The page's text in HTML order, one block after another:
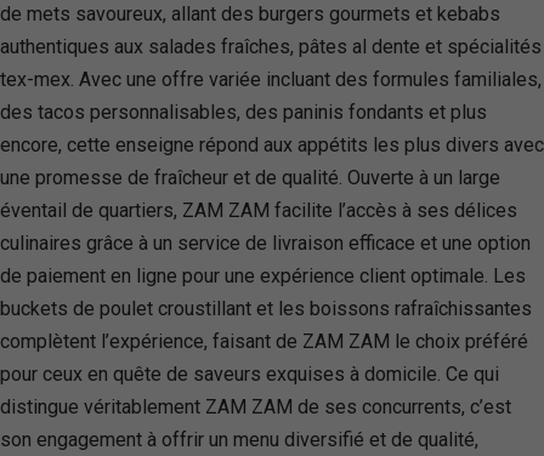
de mets savoureux, allant des burgers gourmets et kebabs
authentiques aux salades fraîches, pâtes al dente et spécialités
tex-mex. Avec une offre variée incluant des formules familiales,
des tacos personnalisables, des paninis fondants et plus
encore, cette enseigne répond aux appétits les plus divers avec
une promesse de fraîcheur et de qualité. Ouverte à un large
éventail de quartiers, ZAM ZAM facilite l’accès à ses délices
culinaires grâce à un service de livraison efficace et une option
de paiement en ligne pour une expérience client optimale. Les
buckets de poulet croustillant et les boissons rafraîchissantes
complètent l’expérience, faisant de ZAM ZAM le choix préféré
pour ceux en quête de saveurs exquises à domicile. Ce qui
distingue véritablement ZAM ZAM de ses concurrents, c’est
son engagement à offrir un menu diversifié et de qualité,